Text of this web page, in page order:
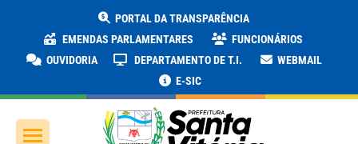
PORTAL DA TRANSPARÊNCIA
EMENDAS PARLAMENTARES
FUNCIONÁRIOS
OUVIDORIA
DEPARTAMENTO DE T.I.
WEBMAIL
E-SIC